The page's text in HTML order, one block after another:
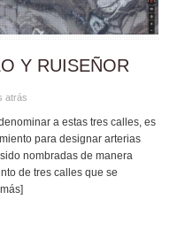
Y RUISEÑOR
atrás
a estas tres calles, es
para designar arterias
nombradas de manera
de tres calles que se
más]